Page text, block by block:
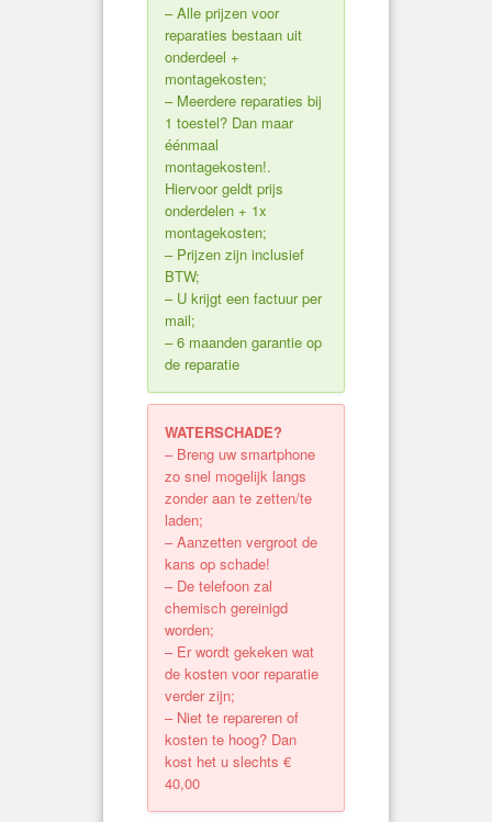
– Alle prijzen voor
reparaties bestaan uit
onderdeel +
montagekosten;
– Meerdere reparaties bij
1 toestel? Dan maar
éénmaal
montagekosten!.
Hiervoor geldt prijs
onderdelen + 1x
montagekosten;
– Prijzen zijn inclusief
BTW;
– U krijgt een factuur per
mail;
– 6 maanden garantie op
de reparatie
WATERSCHADE?
– Breng uw smartphone
zo snel mogelijk langs
zonder aan te zetten/te
laden;
– Aanzetten vergroot de
kans op schade!
– De telefoon zal
chemisch gereinigd
worden;
– Er wordt gekeken wat
de kosten voor reparatie
verder zijn;
– Niet te repareren of
kosten te hoog? Dan
kost het u slechts €
40,00